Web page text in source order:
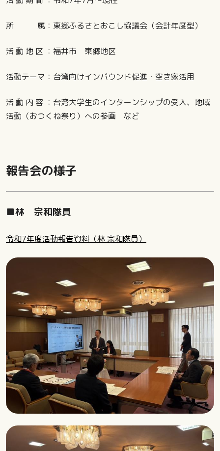
所 属：東郷ふるさとおこし協議会（会計年度型）
活 動 地 区 ：福井市 東郷地区
活動テーマ：台湾向けインバウンド促進・空き家活用
活 動 内 容 ：台湾大学生のインターンシップの受入、地域
活動（おつくね祭り）への参画 など
報告会の様子
■林 宗和隊員
令和7年度活動報告資料（林 宗和隊員）